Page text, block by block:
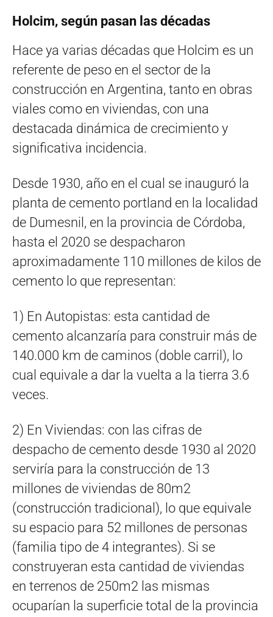
Holcim, según pasan las décadas
Hace ya varias décadas que Holcim es un
referente de peso en el sector de la
construcción en Argentina, tanto en obras
viales como en viviendas, con una
destacada dinámica de crecimiento y
significativa incidencia.
Desde 1930, año en el cual se inauguró la
planta de cemento portland en la localidad
de Dumesnil, en la provincia de Córdoba,
hasta el 2020 se despacharon
aproximadamente 110 millones de kilos de
cemento lo que representan:
1) En Autopistas: esta cantidad de
cemento alcanzaría para construir más de
140.000 km de caminos (doble carril), lo
cual equivale a dar la vuelta a la tierra 3.6
veces.
2) En Viviendas: con las cifras de
despacho de cemento desde 1930 al 2020
serviría para la construcción de 13
millones de viviendas de 80m2
(construcción tradicional), lo que equivale
su espacio para 52 millones de personas
(familia tipo de 4 integrantes). Si se
construyeran esta cantidad de viviendas
en terrenos de 250m2 las mismas
ocuparían la superficie total de la provincia